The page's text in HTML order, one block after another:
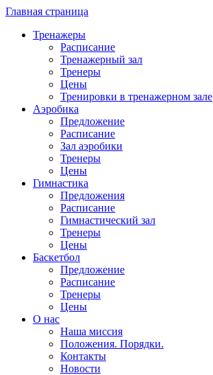
Главная страница
Тренажеры
Расписание
Тренажерный зал
Тренеры
Цены
Тренировки в тренажерном зале
Аэробика
Предложение
Расписание
Зал аэробики
Тренеры
Цены
Гимнастика
Предложения
Расписание
Гимнастический зал
Тренеры
Цены
Баскетбол
Предложение
Расписание
Тренеры
Цены
О нас
Наша миссия
Положения. Порядки.
Контакты
Новости